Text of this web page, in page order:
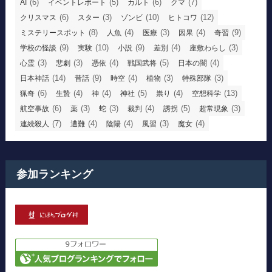
AI (6) イベントレポート (5) カルト (6) クマ (7)
クリスマス (6) スター (3) ゾンビ (10) ヒトコワ (12)
ミステリースポット (8) 人魚 (4) 医療 (3) 因果 (4) 奇習 (9)
学校の怪談 (9) 実験 (10) 小説 (9) 差別 (4) 座敷わらし (3)
心霊 (3) 悲劇 (3) 憑依 (4) 戦国武将 (5) 日本の闇 (4)
日本神話 (14) 昔話 (9) 時空 (4) 植物 (3) 特殊部隊 (3)
猟奇 (6) 生贄 (4) 神 (4) 神社 (5) 祟り (4) 空想科学 (13)
航空事故 (6) 薬 (3) 蛇 (3) 裁判 (4) 誘拐 (5) 超常現象 (3)
連続殺人 (7) 遭難 (4) 陰陽 (4) 風習 (3) 魔女 (4)
参加ランキング